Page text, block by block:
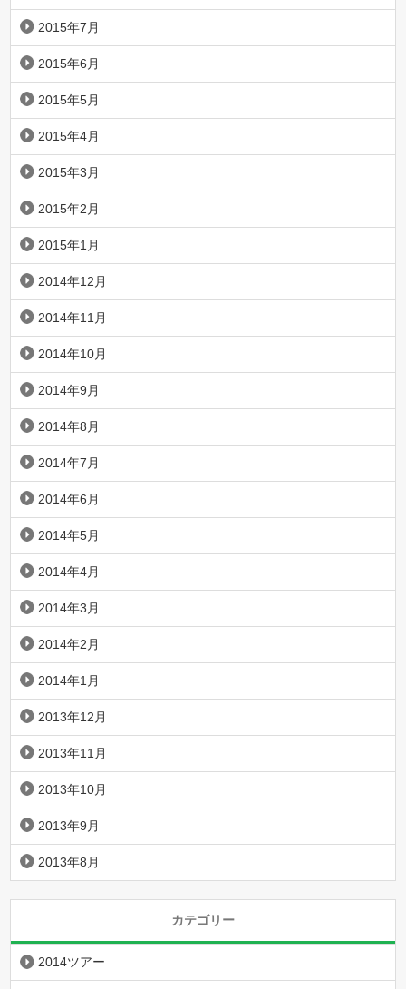
2015年7月
2015年6月
2015年5月
2015年4月
2015年3月
2015年2月
2015年1月
2014年12月
2014年11月
2014年10月
2014年9月
2014年8月
2014年7月
2014年6月
2014年5月
2014年4月
2014年3月
2014年2月
2014年1月
2013年12月
2013年11月
2013年10月
2013年9月
2013年8月
カテゴリー
2014ツアー